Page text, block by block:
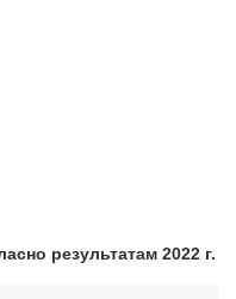
результатам 2022 г.